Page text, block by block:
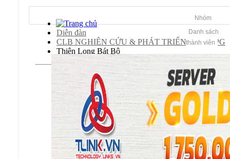
Nhóm
Danh sách
thành viên
Diễn đàn
CLB NGHIÊN CỨU & PHÁT TRIỂN MMORPG
Thiên Long Bát Bộ